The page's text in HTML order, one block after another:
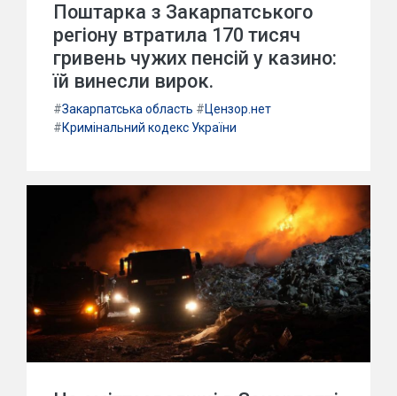
Поштарка з Закарпатського
регіону втратила 170 тисяч
гривень чужих пенсій у казино:
їй винесли вирок.
#Закарпатська область #Цензор.нет
#Кримінальний кодекс України